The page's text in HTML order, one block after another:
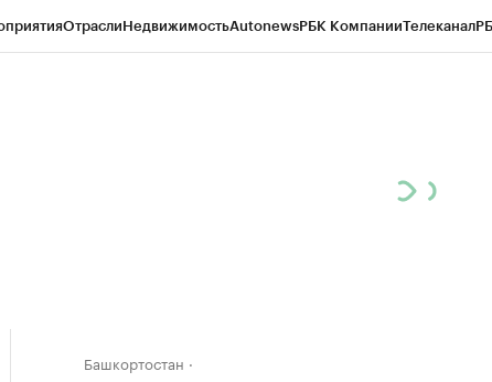
ОтраслиНедвижимостьAutonewsРБК КомпанииТелеканал
Башкортостан